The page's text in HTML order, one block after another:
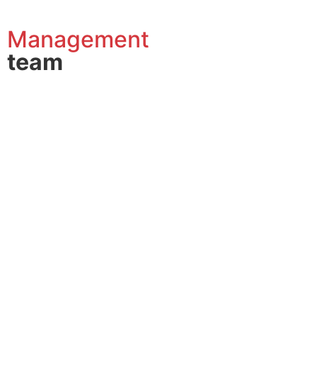
Management
team